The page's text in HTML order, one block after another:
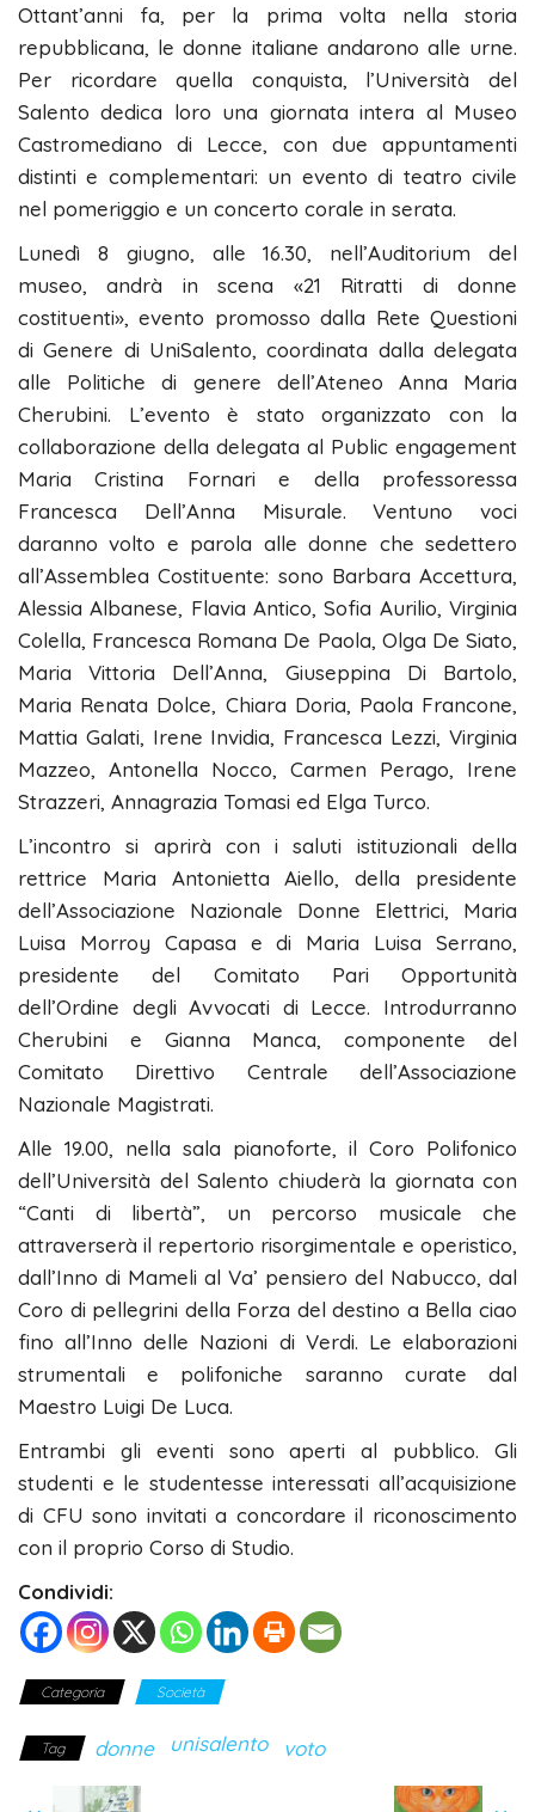
Ottant’anni fa, per la prima volta nella storia
repubblicana, le donne italiane andarono alle urne.
Per ricordare quella conquista, l’Università del
Salento dedica loro una giornata intera al Museo
Castromediano di Lecce, con due appuntamenti
distinti e complementari: un evento di teatro civile
nel pomeriggio e un concerto corale in serata.
Lunedì 8 giugno, alle 16.30, nell’Auditorium del
museo, andrà in scena «21 Ritratti di donne
costituenti», evento promosso dalla Rete Questioni
di Genere di UniSalento, coordinata dalla delegata
alle Politiche di genere dell’Ateneo Anna Maria
Cherubini. L’evento è stato organizzato con la
collaborazione della delegata al Public engagement
Maria Cristina Fornari e della professoressa
Francesca Dell’Anna Misurale. Ventuno voci
daranno volto e parola alle donne che sedettero
all’Assemblea Costituente: sono Barbara Accettura,
Alessia Albanese, Flavia Antico, Sofia Aurilio, Virginia
Colella, Francesca Romana De Paola, Olga De Siato,
Maria Vittoria Dell’Anna, Giuseppina Di Bartolo,
Maria Renata Dolce, Chiara Doria, Paola Francone,
Mattia Galati, Irene Invidia, Francesca Lezzi, Virginia
Mazzeo, Antonella Nocco, Carmen Perago, Irene
Strazzeri, Annagrazia Tomasi ed Elga Turco.
L’incontro si aprirà con i saluti istituzionali della
rettrice Maria Antonietta Aiello, della presidente
dell’Associazione Nazionale Donne Elettrici, Maria
Luisa Morroy Capasa e di Maria Luisa Serrano,
presidente del Comitato Pari Opportunità
dell’Ordine degli Avvocati di Lecce. Introdurranno
Cherubini e Gianna Manca, componente del
Comitato Direttivo Centrale dell’Associazione
Nazionale Magistrati.
Alle 19.00, nella sala pianoforte, il Coro Polifonico
dell’Università del Salento chiuderà la giornata con
“Canti di libertà”, un percorso musicale che
attraverserà il repertorio risorgimentale e operistico,
dall’Inno di Mameli al Va’ pensiero del Nabucco, dal
Coro di pellegrini della Forza del destino a Bella ciao
fino all’Inno delle Nazioni di Verdi. Le elaborazioni
strumentali e polifoniche saranno curate dal
Maestro Luigi De Luca.
Entrambi gli eventi sono aperti al pubblico. Gli
studenti e le studentesse interessati all’acquisizione
di CFU sono invitati a concordare il riconoscimento
con il proprio Corso di Studio.
Condividi:
Categoria Società
Tag donne unisalento voto